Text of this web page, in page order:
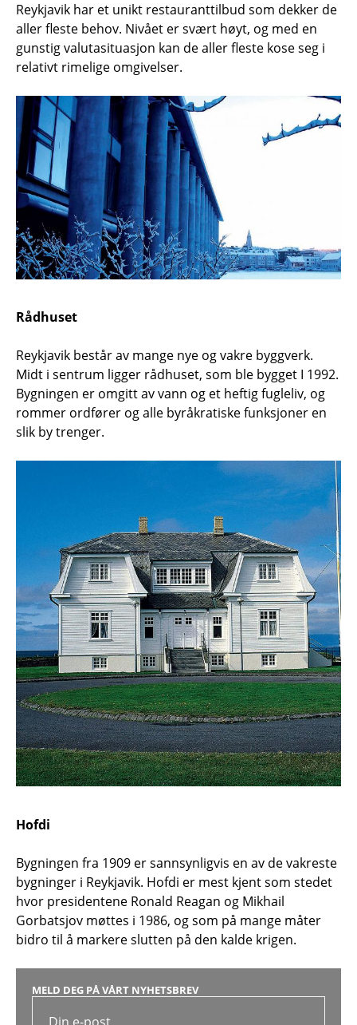
Reykjavik har et unikt restauranttilbud som dekker de
aller fleste behov. Nivået er svært høyt, og med en
gunstig valutasituasjon kan de aller fleste kose seg i
relativt rimelige omgivelser.
Rådhuset
Reykjavik består av mange nye og vakre byggverk.
Midt i sentrum ligger rådhuset, som ble bygget I 1992.
Bygningen er omgitt av vann og et heftig fugleliv, og
rommer ordfører og alle byråkratiske funksjoner en
slik by trenger.
Hofdi
Bygningen fra 1909 er sannsynligvis en av de vakreste
bygninger i Reykjavik. Hofdi er mest kjent som stedet
hvor presidentene Ronald Reagan og Mikhail
Gorbatsjov møttes i 1986, og som på mange måter
bidro til å markere slutten på den kalde krigen.
MELD DEG PÅ VÅRT NYHETSBREV